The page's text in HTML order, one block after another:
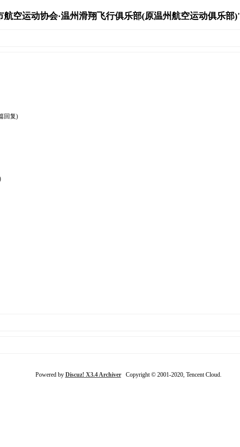
航空运动协会·温州滑翔飞行俱乐部(原温州航空运动俱乐部
回复)
Powered by Discuz! X3.4 ArchiverCopyright © 2001-2020, Tencent Cloud.